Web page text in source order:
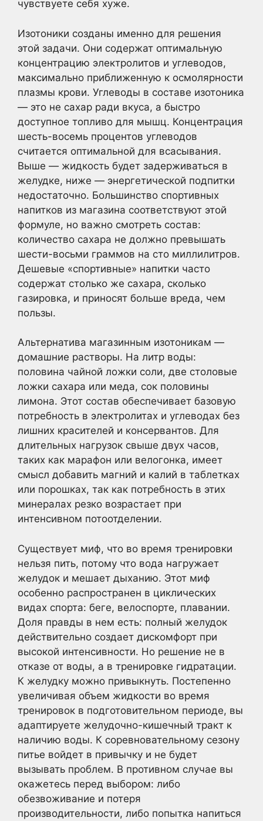
чувствуете себя хуже.
Изотоники созданы именно для решения
этой задачи. Они содержат оптимальную
концентрацию электролитов и углеводов,
максимально приближенную к осмолярности
плазмы крови. Углеводы в составе изотоника
— это не сахар ради вкуса, а быстро
доступное топливо для мышц. Концентрация
шесть-восемь процентов углеводов
считается оптимальной для всасывания.
Выше — жидкость будет задерживаться в
желудке, ниже — энергетической подпитки
недостаточно. Большинство спортивных
напитков из магазина соответствуют этой
формуле, но важно смотреть состав:
количество сахара не должно превышать
шести-восьми граммов на сто миллилитров.
Дешевые «спортивные» напитки часто
содержат столько же сахара, сколько
газировка, и приносят больше вреда, чем
пользы.
Альтернатива магазинным изотоникам —
домашние растворы. На литр воды:
половина чайной ложки соли, две столовые
ложки сахара или меда, сок половины
лимона. Этот состав обеспечивает базовую
потребность в электролитах и углеводах без
лишних красителей и консервантов. Для
длительных нагрузок свыше двух часов,
таких как марафон или велогонка, имеет
смысл добавить магний и калий в таблетках
или порошках, так как потребность в этих
минералах резко возрастает при
интенсивном потоотделении.
Существует миф, что во время тренировки
нельзя пить, потому что вода нагружает
желудок и мешает дыханию. Этот миф
особенно распространен в циклических
видах спорта: беге, велоспорте, плавании.
Доля правды в нем есть: полный желудок
действительно создает дискомфорт при
высокой интенсивности. Но решение не в
отказе от воды, а в тренировке гидратации.
К желудку можно привыкнуть. Постепенно
увеличивая объем жидкости во время
тренировок в подготовительном периоде, вы
адаптируете желудочно-кишечный тракт к
наличию воды. К соревновательному сезону
питье войдет в привычку и не будет
вызывать проблем. В противном случае вы
окажетесь перед выбором: либо
обезвоживание и потеря
производительности, либо попытка напиться